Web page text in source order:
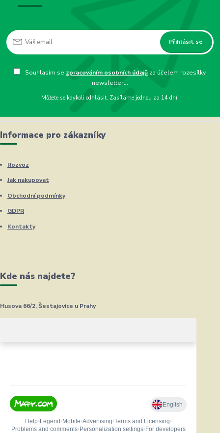
Přihlásit se
Souhlasím se zpracováním osobních údajů za účelem rozesílky
newsletteru.
Můžete se kdykoli odhlásit. Zasíláme jednou za 14 dní.
Informace pro zákazníky
Rozvoz
Jak nakupovat
Obchodní podmínky
GDPR
Kontakty
Kde nás najdete?
Husova 66/2, Šestajovice u Prahy